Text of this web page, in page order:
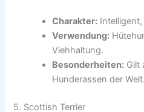
Charakter:
Verwendung:
Viehhaltung.
Besonderheiten: Gilt
Hunderassen der Welt.
5. Scottish Terrier